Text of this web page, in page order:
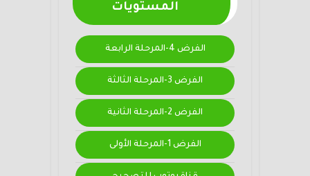
المستويات
الفرض 4-المرحلة الرابعة
الفرض 3-المرحلة الثالثة
الفرض 2-المرحلة الثانية
الفرض 1-المرحلة الأولى